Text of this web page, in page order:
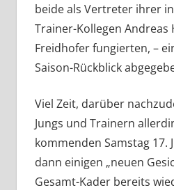
beide als Vertreter ihrer
Trainer-Kollegen Andreas
Freidhofer fungierten, –
Saison-Rückblick
Viel Zeit, darüber
Jungs und Trainern
kommenden Samstag 17.
dann einigen „neuen
Gesamt-Kader bereits